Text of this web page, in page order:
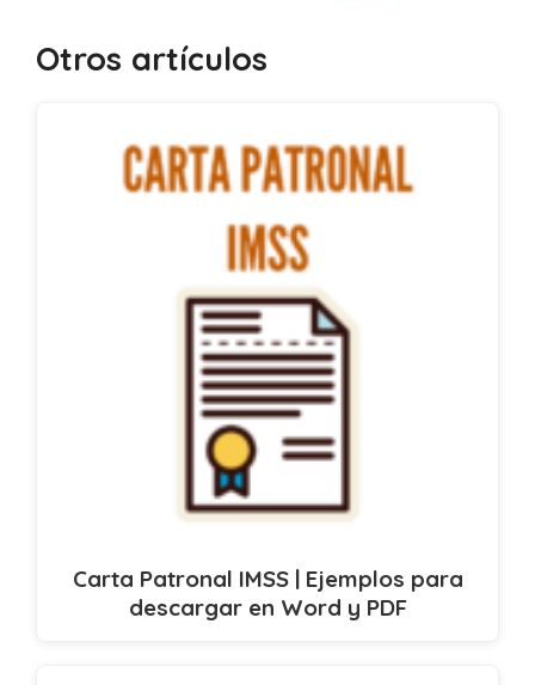
Otros artículos
Carta Patronal IMSS | Ejemplos para
descargar en Word y PDF